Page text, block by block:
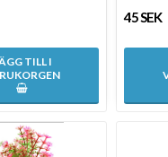
TILL I
45 SEK